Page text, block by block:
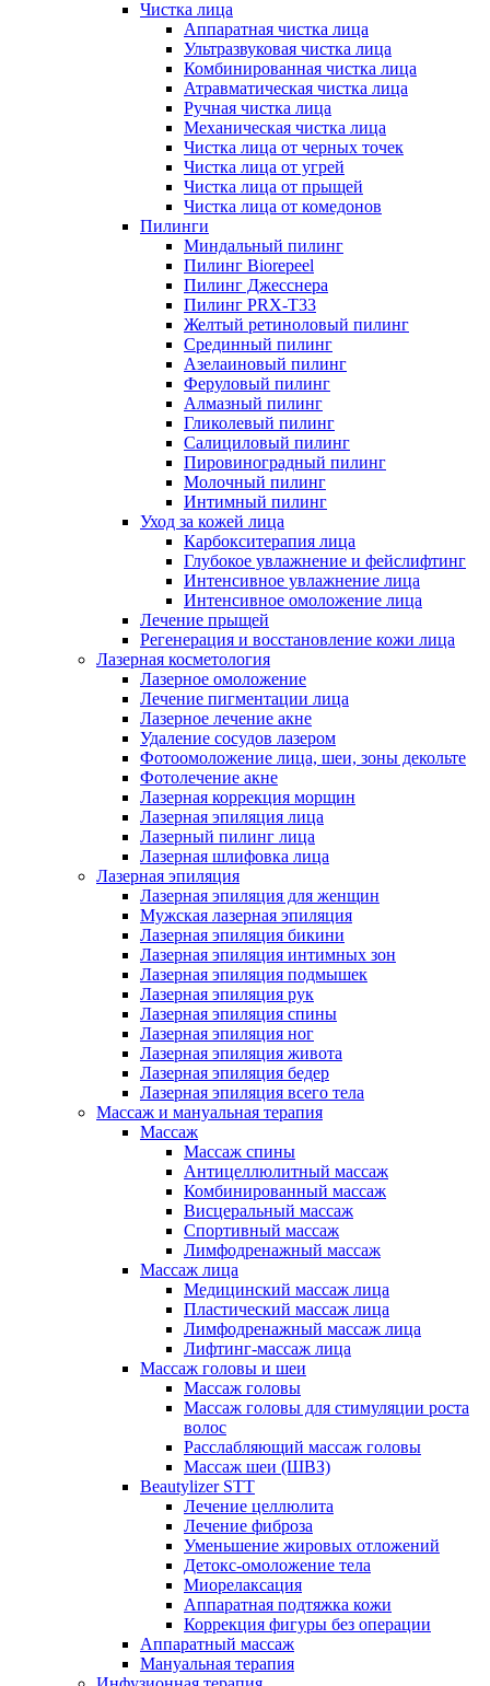
Чистка лица
Аппаратная чистка лица
Ультразвуковая чистка лица
Комбинированная чистка лица
Атравматическая чистка лица
Ручная чистка лица
Механическая чистка лица
Чистка лица от черных точек
Чистка лица от угрей
Чистка лица от прыщей
Чистка лица от комедонов
Пилинги
Миндальный пилинг
Пилинг Biorepeel
Пилинг Джесснера
Пилинг PRX-T33
Желтый ретиноловый пилинг
Срединный пилинг
Азелаиновый пилинг
Феруловый пилинг
Алмазный пилинг
Гликолевый пилинг
Салициловый пилинг
Пировиноградный пилинг
Молочный пилинг
Интимный пилинг
Уход за кожей лица
Карбокситерапия лица
Глубокое увлажнение и фейслифтинг
Интенсивное увлажнение лица
Интенсивное омоложение лица
Лечение прыщей
Регенерация и восстановление кожи лица
Лазерная косметология
Лазерное омоложение
Лечение пигментации лица
Лазерное лечение акне
Удаление сосудов лазером
Фотоомоложение лица, шеи, зоны декольте
Фотолечение акне
Лазерная коррекция морщин
Лазерная эпиляция лица
Лазерный пилинг лица
Лазерная шлифовка лица
Лазерная эпиляция
Лазерная эпиляция для женщин
Мужская лазерная эпиляция
Лазерная эпиляция бикини
Лазерная эпиляция интимных зон
Лазерная эпиляция подмышек
Лазерная эпиляция рук
Лазерная эпиляция спины
Лазерная эпиляция ног
Лазерная эпиляция живота
Лазерная эпиляция бедер
Лазерная эпиляция всего тела
Массаж и мануальная терапия
Массаж
Массаж спины
Антицеллюлитный массаж
Комбинированный массаж
Висцеральный массаж
Спортивный массаж
Лимфодренажный массаж
Массаж лица
Медицинский массаж лица
Пластический массаж лица
Лимфодренажный массаж лица
Лифтинг-массаж лица
Массаж головы и шеи
Массаж головы
Массаж головы для стимуляции роста
волос
Расслабляющий массаж головы
Массаж шеи (ШВЗ)
Beautylizer STT
Лечение целлюлита
Лечение фиброза
Уменьшение жировых отложений
Детокс-омоложение тела
Миорелаксация
Аппаратная подтяжка кожи
Коррекция фигуры без операции
Аппаратный массаж
Мануальная терапия